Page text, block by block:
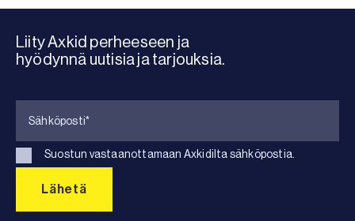
Liity Axkid perheeseen ja
hyödynnä uutisia ja tarjouksia.
Suostun vastaanottamaan Axkidilta sähköpostia.